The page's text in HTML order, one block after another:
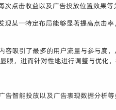
点击收益以及广告投放位置效果等
某一特定布局能够显著提高点击
吸引了最多的用户流量与参与度
，进而针对性地进行调整与优化，
智能投放以及广告表现数据分析